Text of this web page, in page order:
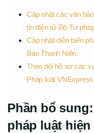
Cập nhật các văn
tin điện tử Bộ Tư
Cập nhật diễn biến
Báo Thanh Niên.
Theo dõi hồ sơ các
Pháp luật VNExpress.
Phần bổ
pháp luật hiện